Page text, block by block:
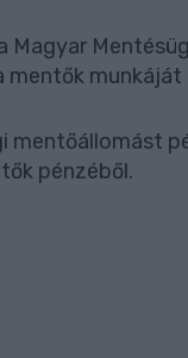
mentőállomást
pénzéből.